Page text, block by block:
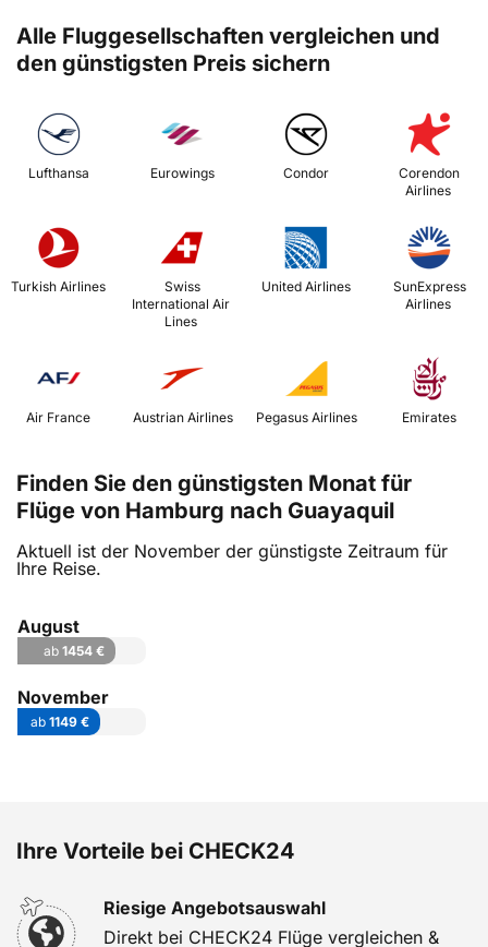
Alle Fluggesellschaften vergleichen und
den günstigsten Preis sichern
Lufthansa Eurowings Condor
Corendon
Airlines
Turkish Airlines
International Air
Lines
United Airlines
Airlines
Air France Austrian Airlines Emirates
Finden Sie den günstigsten Monat für
Flüge von Hamburg nach Guayaquil
Aktuell ist der November der günstigste Zeitraum für
Ihre Reise.
August
ab 1454 €
November
ab1149 €
Ihre Vorteile bei CHECK24
Riesige Angebotsauswahl
Direkt bei CHECK24 Flüge vergleichen &